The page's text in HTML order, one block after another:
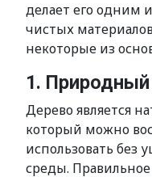
делает его одним
чистых
некоторые из
1.
Дерево является
который можно
использовать без
среды. Правильное